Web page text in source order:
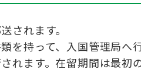
されます。
を持って、入国管理局へ
れます。在留期間は最初